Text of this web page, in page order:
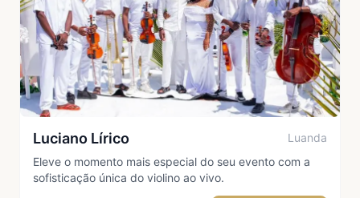
Luciano Lírico
Luanda
Eleve o momento mais especial do seu evento com a
sofisticação única do violino ao vivo.